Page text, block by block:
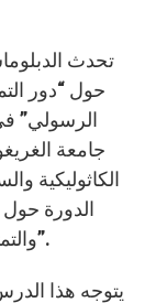
تحدث
حول “دور
الرسولي”
جامعة
الكاثوليكية
الدورة حول
والتمثيل الدبلوماسي لدى الكرسي الرسولي”.
يتوجه هذا